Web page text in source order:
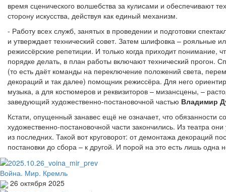
время сценического волшебства за кулисами и обеспечивают
сторону искусства, действуя как единый механизм.
- Работу всех служб, занятых в проведении и подготовки
и утверждает технический совет. Затем шлифовка – рояльные
режиссёрские репетиции. И только когда приходит понимание,
порядке делать, в план работы включают технический прогон.
(то есть даёт команды на переключение положений света,
декораций и так далее) помощник режиссёра. Для него
музыка, а для костюмеров и реквизиторов – мизансцены, –
заведующий художественно-постановочной частью Владимир
Кстати, опущенный занавес ещё не означает, что обязанности
художественно-постановочной части закончились. Из театра
из последних. Такой вот круговорот: от демонтажа декораций
постановки до сбора – к другой. И порой на это есть лишь одна
Война. Мир. Кремль
26 октября 2025